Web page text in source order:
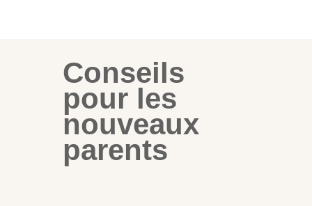
Conseils
pour les
nouveaux
parents